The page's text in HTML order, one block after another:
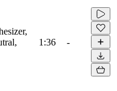
1:36 -